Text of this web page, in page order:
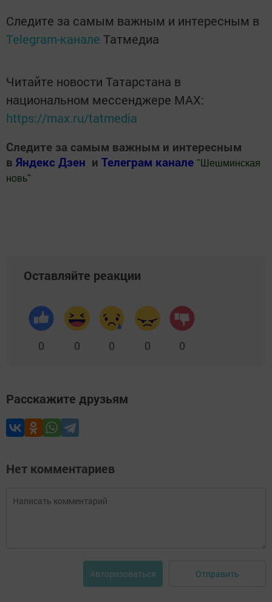
Следите за самым важным и интересным в
Telegram-канале Татмедиа
Читайте новости Татарстана в
национальном мессенджере MАХ:
https://max.ru/tatmedia
Следите за самым важным и интересным
в Яндекс Дзен и Телеграм канале " Шешминская
новь"
Оставляйте реакции
0 0 0 0 0
Расскажите друзьям
Нет комментариев
Авторизоваться Отправить